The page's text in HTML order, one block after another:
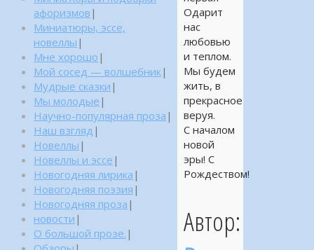
Одарит
нас
любовью
и теплом.
Мы будем
жить, в
прекрасное
веруя.
С началом
новой
эры! С
Рождеством!
Автор:
афоризмов |
Миниатюры, эссе,
новеллы |
Мне хорошо |
Мой сосед — волшебник|
Мудрые сказки |
Мы молодые |
Научно-популярная проза |
Наш взгляд |
Новеллы |
Новеллы и эссе |
Новогодняя лирика |
Новогодняя поэзия |
Новогодняя проза |
новости |
О большой прозе. |